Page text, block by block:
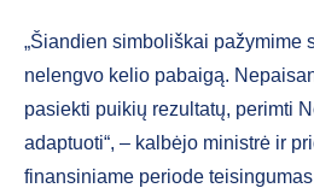
„Šiandien simboliškai pažymime
nelengvo kelio pabaigą.
pasiekti puikių rezultatų, perimti
adaptuoti“, – kalbėjo ministrė ir
finansiniame periode